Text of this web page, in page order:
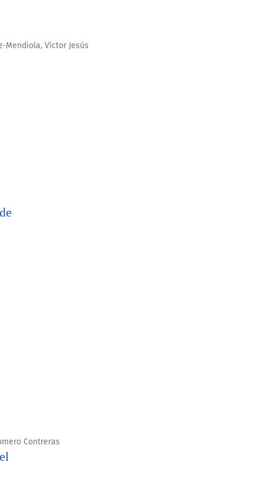
Mendiola, Víctor Jesús
Contreras